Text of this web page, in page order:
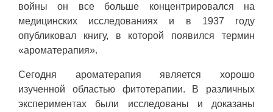
войны он все больше концентрировался на
медицинских исследованиях и в 1937 году
опубликовал книгу, в которой появился термин
«ароматерапия».
Сегодня ароматерапия является хорошо
изученной областью фитотерапии. В различных
экспериментах были исследованы и доказаны